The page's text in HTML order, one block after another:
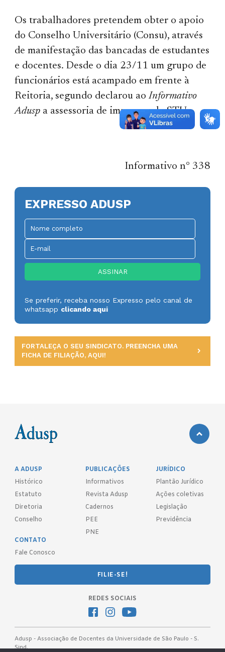
Os trabalhadores pretendem obter o apoio
do Conselho Universitário (Consu), através
de manifestação das bancadas de estudantes
e docentes. Desde o dia 23/11 um grupo de
funcionários está acampado em frente à
Reitoria, segundo declarou aoInformativo
Adusp a assessoria de imprensa do STU.
Informativo n° 338
EXPRESSO ADUSP
Se preferir, receba nosso Expresso pelo canal de
whatsapp clicando aqui
FORTALEÇA O SEU SINDICATO. PREENCHA UMA
FICHA DE FILIAÇÃO, AQUI!
A ADUSP
Histórico
Estatuto
Diretoria
Conselho
PUBLICAÇÕES
Informativos
Revista Adusp
Cadernos
PEE
PNE
JURÍDICO
Plantão Jurídico
Ações coletivas
Legislação
Previdência
CONTATO
Fale Conosco
FILIE-SE!
REDES SOCIAIS
Adusp - Associação de Docentes da Universidade de São Paulo - S.
Sind.